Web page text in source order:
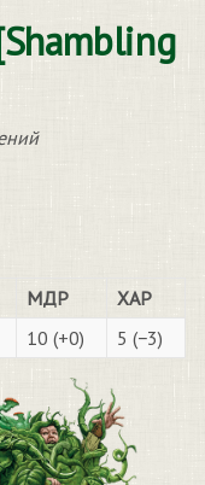
МДР
ХАР
10 (+0) 5 (−3)